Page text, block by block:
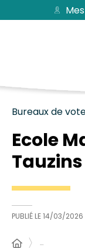
Aide et accessibilité
Passer au menu
Passer au contenu
Bureaux de
Ecole
PUBLIÉ LE14/03/2026
…